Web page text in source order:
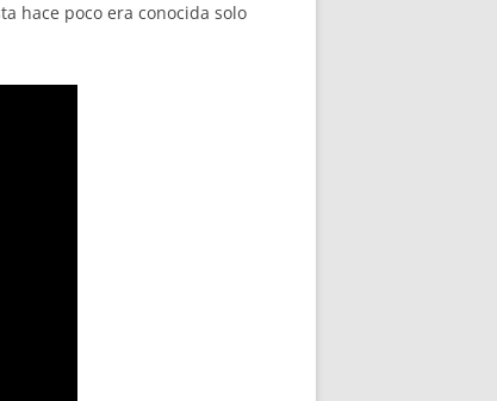
hace poco era conocida solo